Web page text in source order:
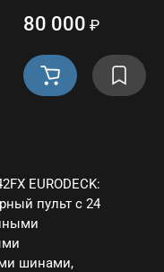
80 000 ₽
EURODECK:
пульт с 24
шинами,